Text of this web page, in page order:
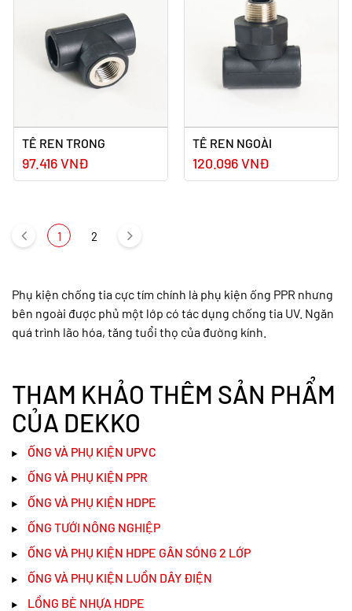
TÊ REN TRONG
97.416 VNĐ
TÊ REN NGOÀI
120.096 VNĐ
1 2
Phụ kiện chống tia cực tím chính là phụ kiện ống PPR nhưng
bên ngoài được phủ một lớp có tác dụng chống tia UV. Ngăn
quá trình lão hóa, tăng tuổi thọ của đường kính.
THAM KHẢO THÊM SẢN PHẨM
CỦA DEKKO
ỐNG VÀ PHỤ KIỆN UPVC
ỐNG VÀ PHỤ KIỆN PPR
ỐNG VÀ PHỤ KIỆN HDPE
ỐNG TƯỚI NÔNG NGHIỆP
ỐNG VÀ PHỤ KIỆN HDPE GÂN SÓNG 2 LỚP
ỐNG VÀ PHỤ KIỆN LUỒN DÂY ĐIỆN
LỒNG BÈ NHỰA HDPE